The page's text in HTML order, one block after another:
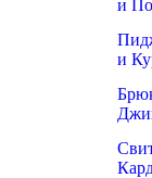
и
и